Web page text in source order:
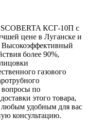
КСГ-10П с
цене в Луганске и
более 90%,
газового
вопросы по
этого товара,
удобным для вас
консультацию.